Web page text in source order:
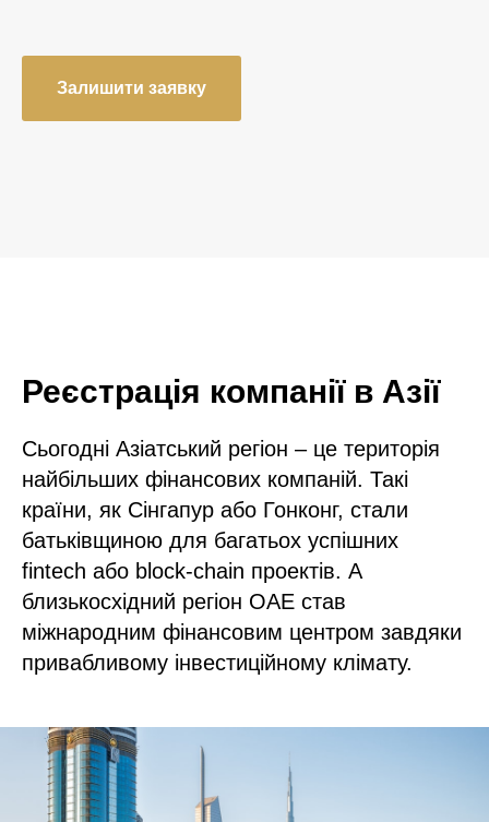
Залишити заявку
Реєстрація компанії в Азії
Сьогодні Азіатський регіон – це територія
найбільших фінансових компаній. Такі
країни, як Сінгапур або Гонконг, стали
батьківщиною для багатьох успішних
fintech або block-chain проектів. А
близькосхідний регіон ОАЕ став
міжнародним фінансовим центром завдяки
привабливому інвестиційному клімату.